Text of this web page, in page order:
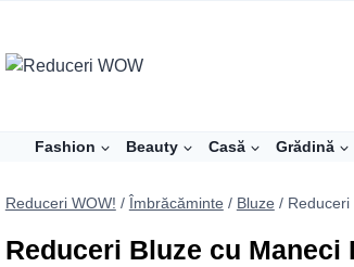
content
Fashion Beauty Casă Grădină
Reduceri WOW! / Îmbrăcăminte / Bluze /
Reduceri Bluze cu Maneci